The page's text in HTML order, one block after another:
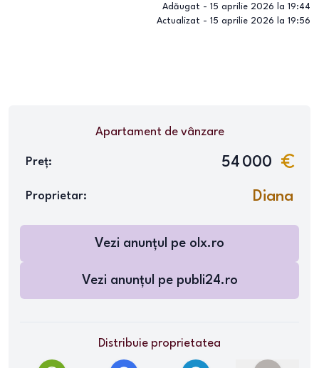
Adăugat - 15 aprilie 2026 la 19:44
Actualizat - 15 aprilie 2026 la 19:56
Apartamentde vânzare
Preț: 54 000
Proprietar: Diana
Vezi anunțul pe olx.ro
Vezi anunțul pe publi24.ro
Distribuie proprietatea